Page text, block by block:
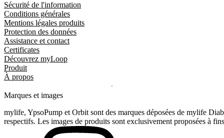
Sécurité de l'information
Conditions générales
Mentions légales produits
Protection des données
Assistance et contact
Certificates
Découvrez myLoop
Produit
À propos
Marques et images
mylife, YpsoPump et Orbit sont des marques déposées de mylife
respectifs. Les images de produits sont exclusivement proposées à